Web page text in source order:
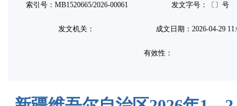
索引号：MB1520665/2026-00061 发文字号：〔〕号
发文机关： 成文日期：2026-04-29
有效性：